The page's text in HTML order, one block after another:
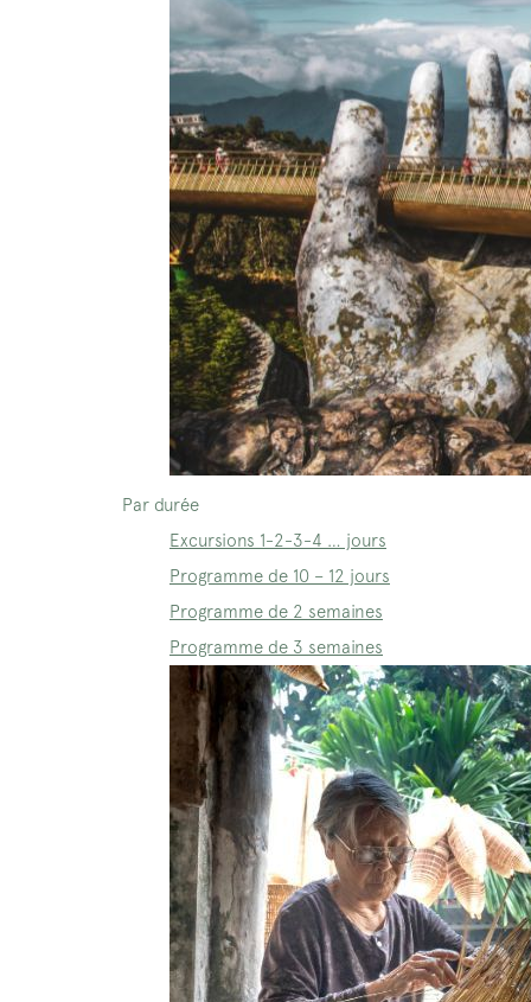
Par durée
Excursions 1-2-3-4 … jours
Programme de 10 – 12 jours
Programme de 2 semaines
Programme de 3 semaines